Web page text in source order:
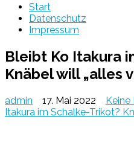
Start
Datenschutz
Impressum
Bleibt Ko Itakura
Knäbel will „alles
admin 17. Mai 2022
Itakura im Schalke-Trikot?